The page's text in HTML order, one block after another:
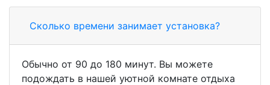
Сколько времени занимает установка?
Обычно от 90 до 180 минут. Вы можете
подождать в нашей уютной комнате отдыха